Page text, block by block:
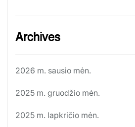
Archives
2026 m. sausio mėn.
2025 m. gruodžio mėn.
2025 m. lapkričio mėn.